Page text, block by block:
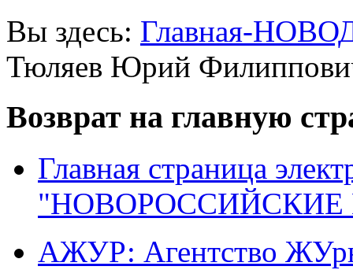
Вы здесь: Главная-
Тюляев Юрий
Возврат на главную
Главная страница
"НОВОРОССИЙСКИЕ
АЖУР: Агентство